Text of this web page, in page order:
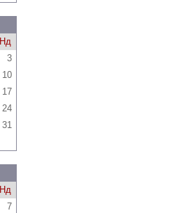
Нд
3
10
17
24
31
Нд
7